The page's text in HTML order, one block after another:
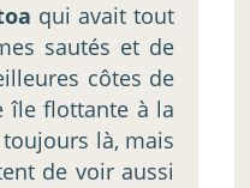
qui avait tout
sautés et de
côtes de
île flottante à la
là, mais
de voir aussi